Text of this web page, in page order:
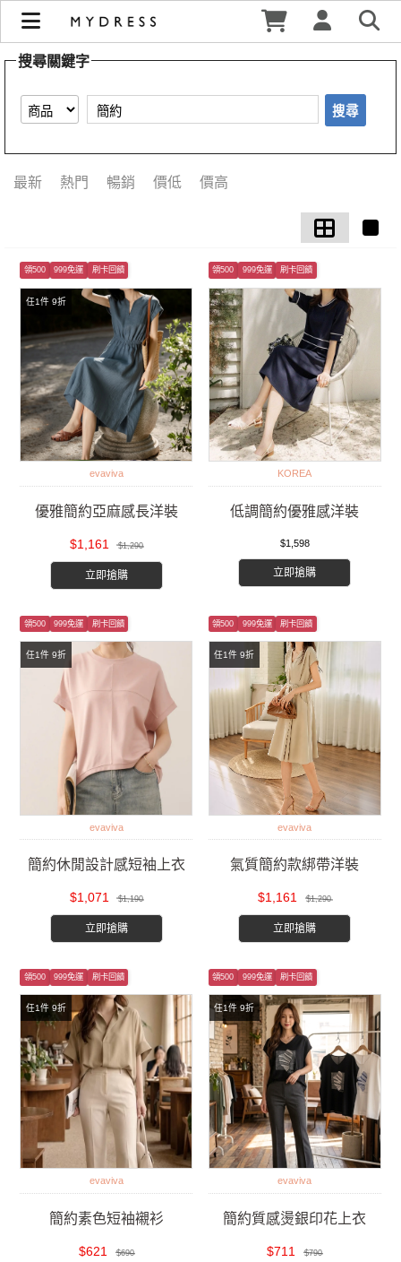
【簡約】搜尋結果 | MYDRESS 時裳韓風
搜尋關鍵字
搜尋
最新 熱門 暢銷 價低 價高
任1件 9折
領500 999免運 刷卡回饋
evaviva
優雅簡約亞麻感長洋裝
$1,161 $1,290
立即搶購
領500 999免運 刷卡回饋
KOREA
低調簡約優雅感洋裝
$1,598
立即搶購
任1件 9折
領500 999免運 刷卡回饋
evaviva
簡約休閒設計感短袖上衣
$1,071 $1,190
立即搶購
任1件 9折
領500 999免運 刷卡回饋
evaviva
氣質簡約款綁帶洋裝
$1,161 $1,290
立即搶購
任1件 9折
領500 999免運 刷卡回饋
evaviva
簡約素色短袖襯衫
$621 $690
任1件 9折
領500 999免運 刷卡回饋
evaviva
簡約質感燙銀印花上衣
$711 $790